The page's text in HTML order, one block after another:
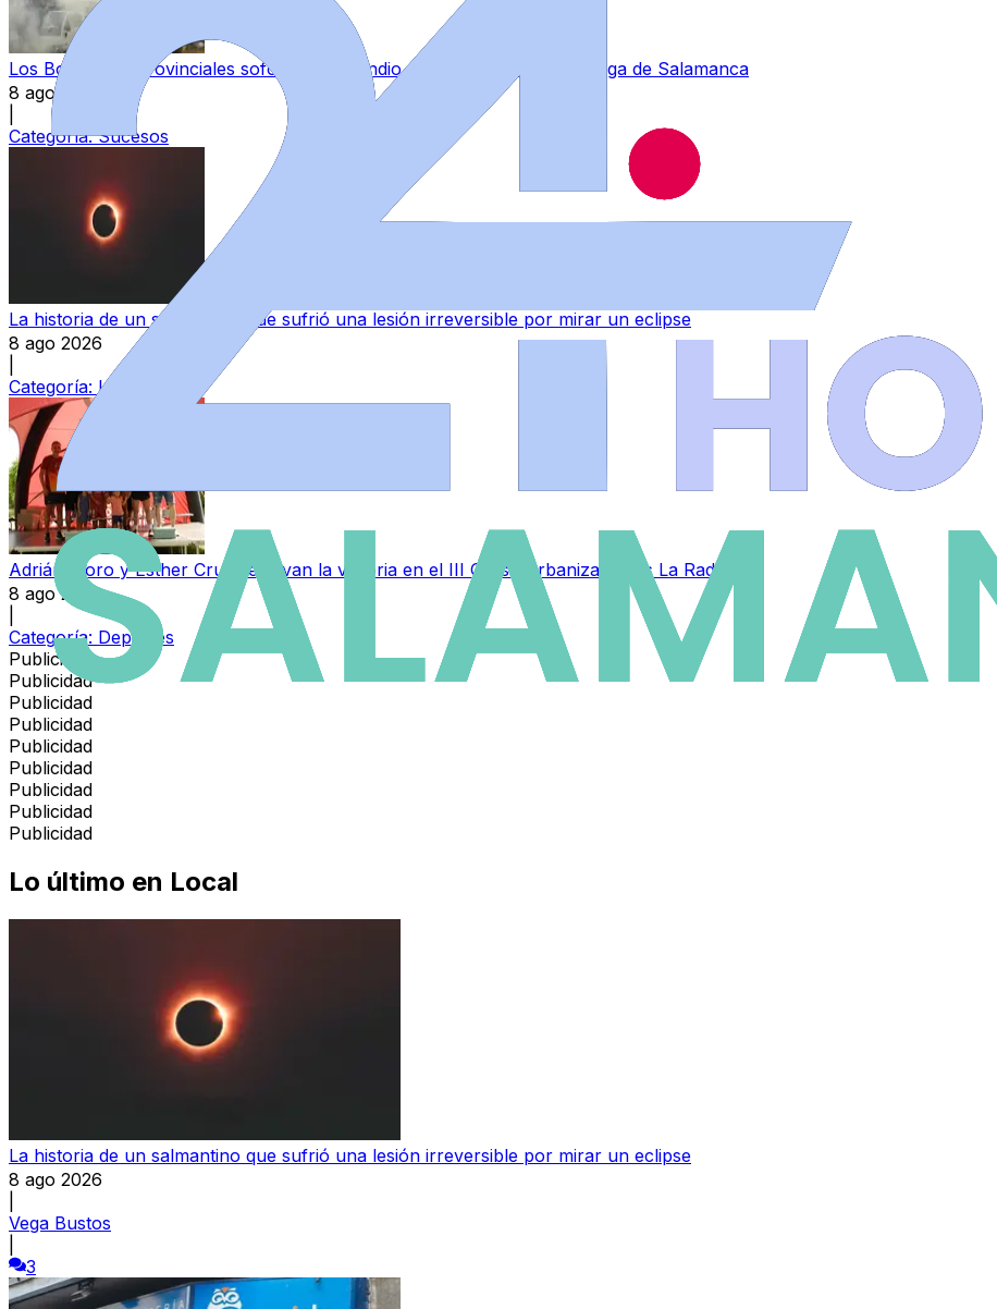
Los Bomberos Provinciales sofocan el incendio de un contenedor en Vega de Salamanca
8 ago 2026
Categoría:Sucesos
La historia de un salmantino que sufrió una lesión irreversible por mirar un eclipse
8 ago 2026
Categoría: Local
Adrián Moro y Esther Cruz se llevan la victoria en el III Cross Urbanizaciones La Rad
8 ago 2026
Categoría: Deportes
Publicidad
Publicidad
Publicidad
Publicidad
Publicidad
Publicidad
Publicidad
Publicidad
Publicidad
Lo último en Local
La historia de un salmantino que sufrió una lesión irreversible por mirar un eclipse
8 ago 2026
Vega Bustos
3